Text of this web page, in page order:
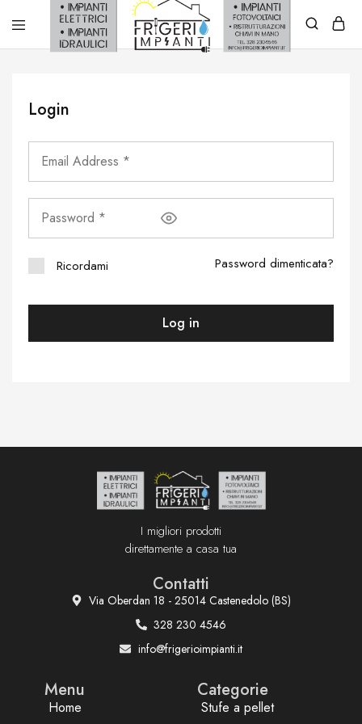
Frigerio
Login
Ricordami Password dimenticata?
Log in
I migliori prodotti
direttamente a casa tua
Contatti
Via Oberdan 18 - 25014 Castenedolo (BS)
328 230 4546
info@frigerioimpianti.it
Menu
Home
Categorie
Stufe a pellet